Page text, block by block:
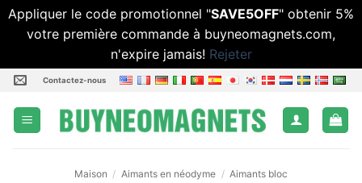
Appliquer le code promotionnel "SAVE5OFF" obtenir 5%
votre première commande à buyneomagnets.com,
n'expire jamais! Rejeter
Passer
contenu
Contactez-nous
Maison / Aimants en néodyme / Aimants bloc